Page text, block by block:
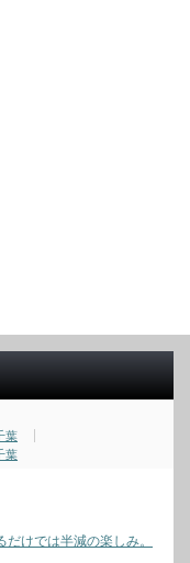
葉
葉
けでは半減の楽しみ。